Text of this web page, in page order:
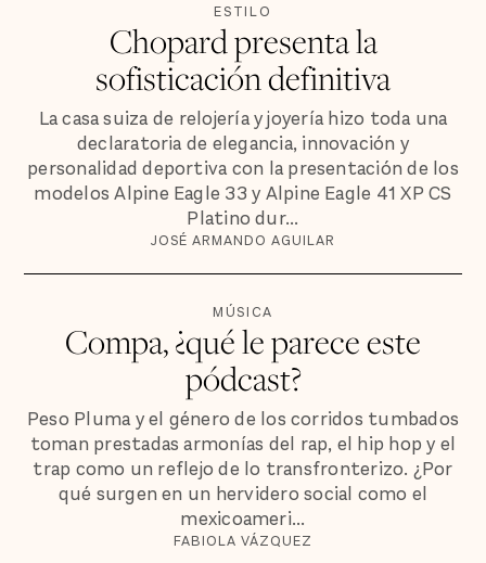
ESTILO
Chopard presenta la
sofisticación definitiva
La casa suiza de relojería y joyería hizo toda una
declaratoria de elegancia, innovación y
personalidad deportiva con la presentación de los
modelos Alpine Eagle 33 y Alpine Eagle 41 XP CS
Platino dur...
JOSÉ ARMANDO AGUILAR
MÚSICA
Compa, ¿qué le parece este
pódcast?
Peso Pluma y el género de los corridos tumbados
toman prestadas armonías del rap, el hip hop y el
trap como un reflejo de lo transfronterizo. ¿Por
qué surgen en un hervidero social como el
mexicoameri...
FABIOLA VÁZQUEZ